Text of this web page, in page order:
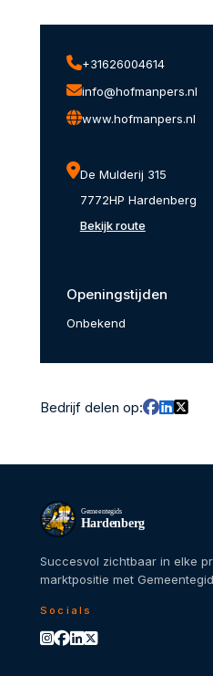
+31626004614
info@hofmanpers.nl
www.hofmanpers.nl
De Mulderij 315
7772HP Hardenberg
Bekijk route
Openingstijden
Onbekend
Bedrijf delen op:
Gemeentegids
Hardenberg
Succesvol zichtbaar in elke
marktpositie met
Socials